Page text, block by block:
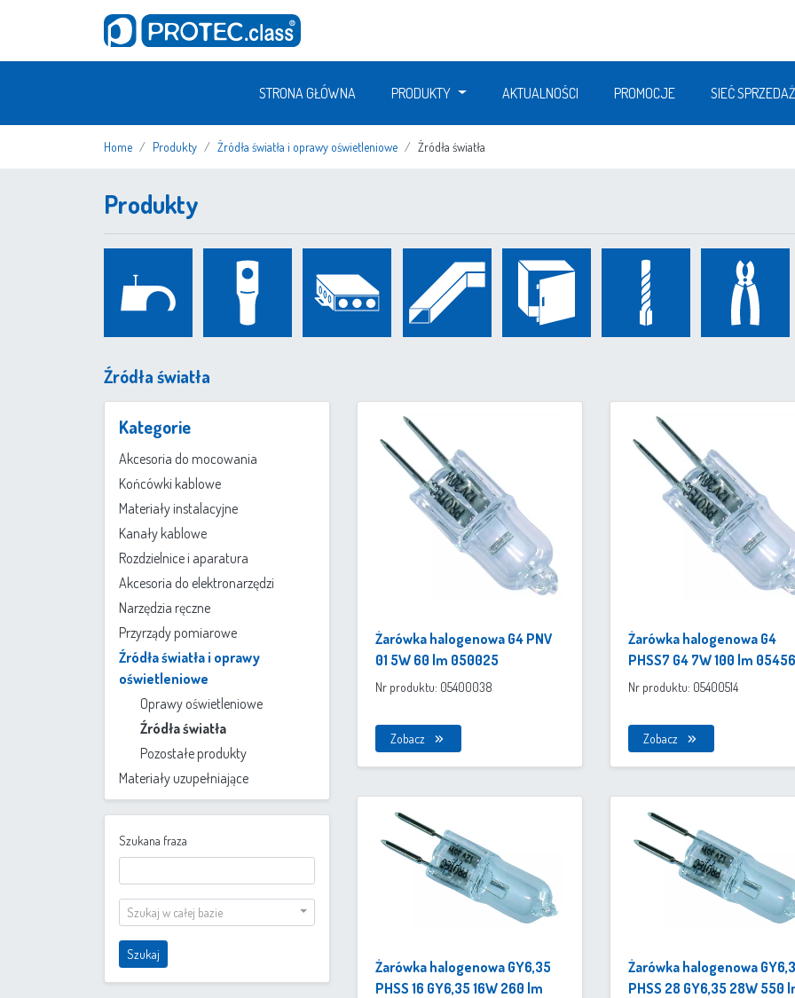
STRONA GŁÓWNA PRODUKTY AKTUALNOŚCI PROMOCJE SIEĆ
Home Produkty Źródła światła i oprawy oświetleniowe Źródła światła
Produkty
Źródła światła
Kategorie
Akcesoria do mocowania
Końcówki kablowe
Materiały instalacyjne
Kanały kablowe
Rozdzielnice i aparatura
Akcesoria do elektronarzędzi
Narzędzia ręczne
Przyrządy pomiarowe
Źródła światła i oprawy
oświetleniowe
Oprawy oświetleniowe
Źródła światła
Pozostałe produkty
Materiały uzupełniające
Szukana fraza
Szukaj w całej bazie
Szukaj
Żarówka halogenowa G4 PNV
01 5W 60 lm 050025
Nr produktu: 05400038
Zobacz
Żarówka halogenowa G4
PHSS7 G4 7W 100 lm
Nr produktu: 05400514
Zobacz
Żarówka halogenowa GY6,35
PHSS 16 GY6,35 16W 260 lm
Żarówka halogenowa
PHSS 28 GY6,35 28W 550